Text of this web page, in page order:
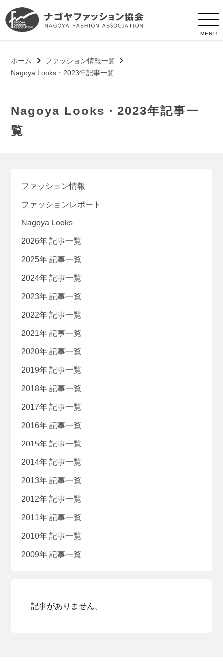
MENU
ホーム
ファッション情報一覧
Nagoya Looks・2023年記事一覧
Nagoya Looks・2023年記事一
覧
記事がありません。
ファッション情報
ファッションレポート
Nagoya Looks
2026年 記事一覧
2025年 記事一覧
2024年 記事一覧
2023年 記事一覧
2022年 記事一覧
2021年 記事一覧
2020年 記事一覧
2019年 記事一覧
2018年 記事一覧
2017年 記事一覧
2016年 記事一覧
2015年 記事一覧
2014年 記事一覧
2013年 記事一覧
2012年 記事一覧
2011年 記事一覧
2010年 記事一覧
2009年 記事一覧